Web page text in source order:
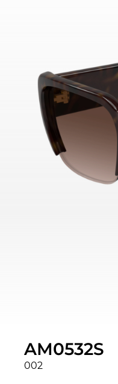
AM0532S
002